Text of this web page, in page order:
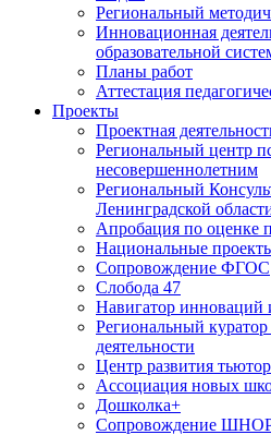
Региональный
Инновационная
образовательной
Планы работ
Аттестация
Проекты
Проектная
Региональный центр
несовершеннолетним
Региональный
Ленинградской
Апробация по оценке
Национальные
Сопровождение ФГОС
Слобода 47
Навигатор инноваций
Региональный куратор
деятельности
Центр развития
Ассоциация новых
Дошколка+
Сопровождение